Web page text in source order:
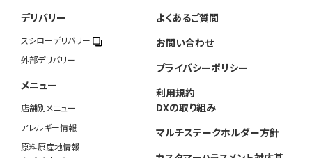
デリバリー
スシローデリバリー
外部デリバリー
メニュー
店舗別メニュー
アレルギー情報
原料原産地情報
よくあるご質問
お問い合わせ
プライバシーポリシー
利用規約
DXの取り組み
マルチステークホルダー方針